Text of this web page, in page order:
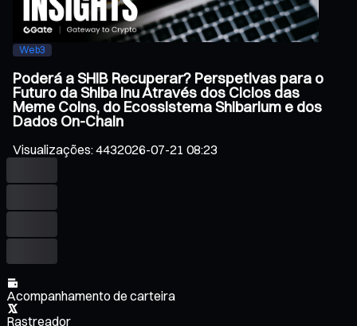
Web3
Poderá a SHIB Recuperar? Perspetivas para o
Futuro da Shiba Inu Através dos Ciclos das
Meme Coins, do Ecossistema Shibarium e dos
Dados On-Chain
Visualizações:4432026-07-21 08:23
Acompanhamento de carteira
Rastreador